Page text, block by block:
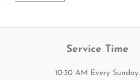
Service Time
10:30 AM Every Sunday.